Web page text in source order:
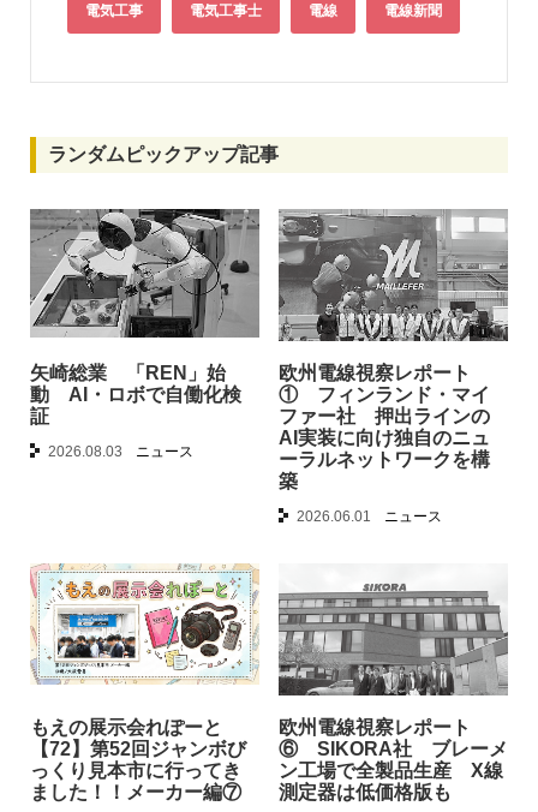
電気工事 電気工事士 電線 電線新聞
ランダムピックアップ記事
矢崎総業 「REN」始
動 AI・ロボで自働化検
証
2026.08.03 ニュース
欧州電線視察レポート
① フィンランド・マイ
ファー社 押出ラインの
AI実装に向け独自のニュ
ーラルネットワークを構
築
2026.06.01 ニュース
もえの展示会れぽーと
【72】第52回ジャンボび
っくり見本市に行ってき
ました！！メーカー編⑦
欧州電線視察レポート
⑥ SIKORA社 ブレーメ
ン工場で全製品生産 X線
測定器は低価格版も